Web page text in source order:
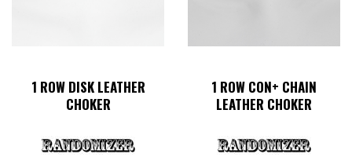
1 ROW DISK LEATHER
CHOKER
1 ROW CON+ CHAIN
LEATHER CHOKER